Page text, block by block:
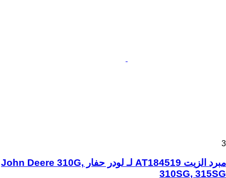
3
مبرد الزيت AT184519 لـ لودر حفار John Deere 310G,
310SG, 315SG